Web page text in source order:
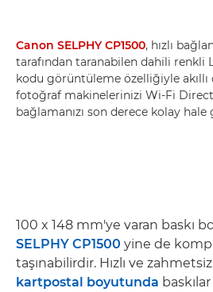
Canon SELPHY CP1500, hızlı
tarafından taranabilen dahili renkli
kodu görüntüleme özelliğiyle akıllı
fotoğraf makinelerinizi Wi-Fi
bağlamanızı son derece kolay hale
100 x 148 mm'ye varan baskı
SELPHY CP1500 yine de
taşınabilirdir. Hızlı ve
kartpostal boyutunda